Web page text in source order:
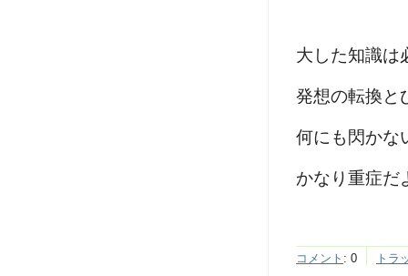
大した知識は
発想の転換と
何にも閃かな
かなり重症だ
コメント : 0 トラ